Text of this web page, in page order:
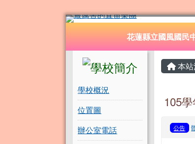
花蓮縣立國風國民中
導覽列 花蓮縣立國風國民
左邊區域內容
學校概況
位置圖
辦公室電話
主內
本站
105
公告
頁尾區域